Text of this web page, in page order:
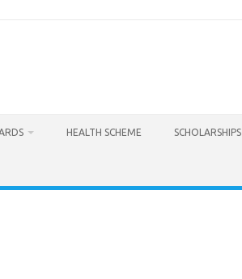
HEALTH SCHEME SCHOLARSHIPS